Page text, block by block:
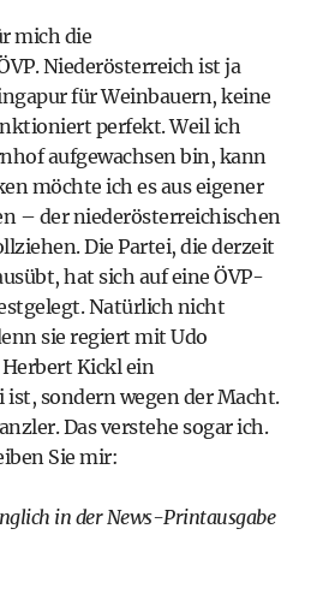
mich die
Niederösterreich ist ja
für Weinbauern, keine
perfekt. Weil ich
aufgewachsen bin, kann
möchte ich es aus eigener
– der niederösterreichischen
Die Partei, die derzeit
hat sich auf eine ÖVP-
Natürlich nicht
sie regiert mit Udo
Kickl ein
ist, sondern wegen der Macht.
Das verstehe sogar ich.
Sie mir:
in derNews-Printausgabe